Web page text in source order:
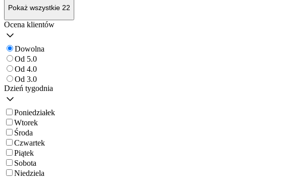
Pokaż wszystkie 22
Ocena klientów
Dowolna
Od 5.0
Od 4.0
Od 3.0
Dzień tygodnia
Poniedziałek
Wtorek
Środa
Czwartek
Piątek
Sobota
Niedziela